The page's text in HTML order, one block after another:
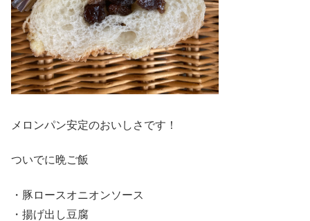
メロンパン安定のおいしさです！
ついでに晩ご飯
・豚ロースオニオンソース
・揚げ出し豆腐